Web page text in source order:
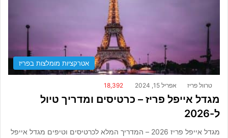
אטרקציות מומלצות בפריז
טרוול פריז אפריל 15, 2024 18,392
מגדל אייפל פריז – כרטיסים ומדריך טיול
ל-2026
מגדל אייפל פריז 2026 – המדריך המלא לכרטיסים וטיפים מגדל אייפל